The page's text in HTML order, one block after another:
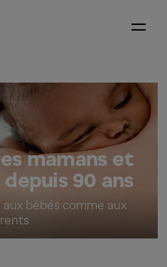
mamans et
90 ans
bébés comme aux